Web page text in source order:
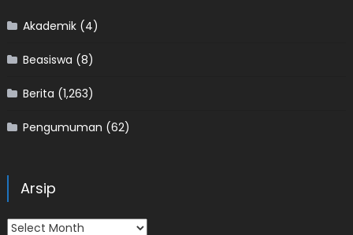
Akademik(4)
Beasiswa (8)
Berita (1,263)
Pengumuman (62)
Arsip
Arsip